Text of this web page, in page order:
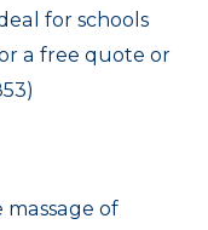
for schools
a free quote or
massage of